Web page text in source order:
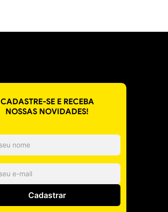
CADASTRE-SE E RECEBA
NOSSAS NOVIDADES!
Cadastrar